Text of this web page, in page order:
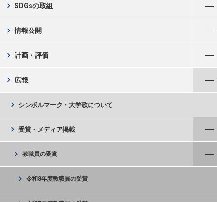
SDGsの取組
chevron_right
情報公開
chevron_right
計画・評価
chevron_right
広報
chevron_right
シンボルマーク・大学歌について
chevron_right
受賞・メディア掲載
chevron_right
教職員の受賞
chevron_right
令和8年度教職員の受賞
chevron_right